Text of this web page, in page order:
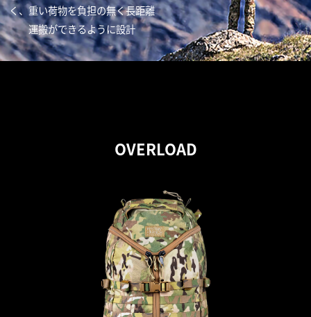
く、重い荷物を負担の無く長距離
運搬ができるように設計
OVERLOAD